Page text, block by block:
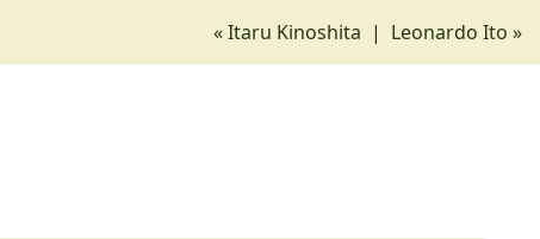
« Itaru Kinoshita | Leonardo Ito »